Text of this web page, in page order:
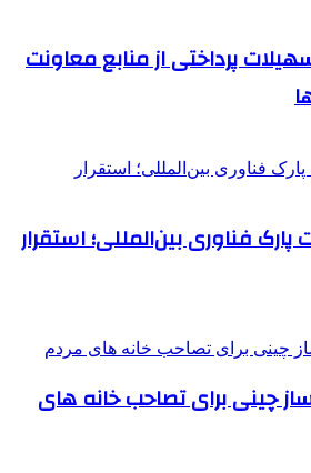
پرداختی از منابع معاونت
فناوری بین‌المللی؛ استقرار
چینی برای تصاحب خانه های